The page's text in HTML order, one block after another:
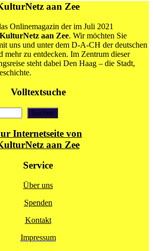
aan Zee
Onlinemagazin der im Juli 2021
KulturNetz aan Zee. Wir möchten Sie
uns und unter dem D-A-CH der deutschen
mehr zu entdecken. Im Zentrum dieser
steht dabei Den Haag – die Stadt,
Volltextsuche
Suchen
Internetseite von
aan Zee
Service
Über uns
Spenden
Kontakt
Impressum